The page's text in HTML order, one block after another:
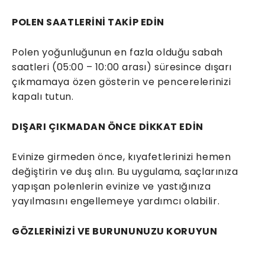
POLEN SAATLERİNİ TAKİP EDİN
Polen yoğunluğunun en fazla olduğu sabah
saatleri (05:00 – 10:00 arası) süresince dışarı
çıkmamaya özen gösterin ve pencerelerinizi
kapalı tutun.
DIŞARI ÇIKMADAN ÖNCE DİKKAT EDİN
Evinize girmeden önce, kıyafetlerinizi hemen
değiştirin ve duş alın. Bu uygulama, saçlarınıza
yapışan polenlerin evinize ve yastığınıza
yayılmasını engellemeye yardımcı olabilir.
GÖZLERİNİZİ VE BURUNUNUZU KORUYUN